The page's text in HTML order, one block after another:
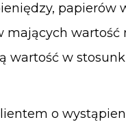
papierów
mających wartość
wartość w
o